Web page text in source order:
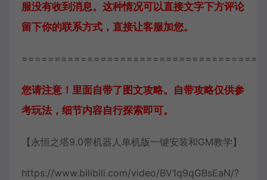
服没有收到消息。这种情况可以直接文字下方评论
留下你的联系方式，直接让客服加您。
您请注意！里面自带了图文攻略。自带攻略仅供参
考玩法，细节内容自行探索即可。
【永恒之塔9.0带机器人单机版一键安装和GM教学】
https://www.bilibili.com/video/BV1q9qGBsEaN/?